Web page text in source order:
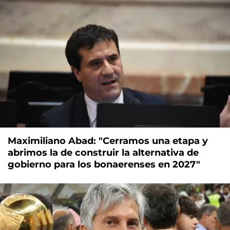
Maximiliano Abad: "Cerramos una etapa y
abrimos la de construir la alternativa de
gobierno para los bonaerenses en 2027"